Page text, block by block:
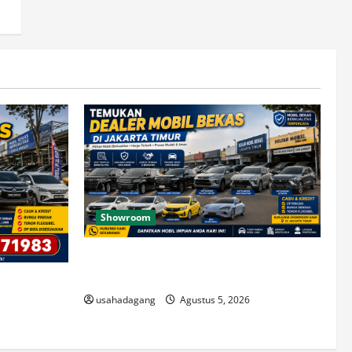
Showroom
usahadagang Agustus 5, 2026